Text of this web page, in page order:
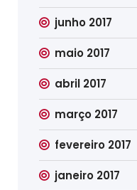
junho 2017
maio 2017
abril 2017
março 2017
fevereiro 2017
janeiro 2017